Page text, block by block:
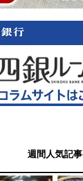
週間人気記事